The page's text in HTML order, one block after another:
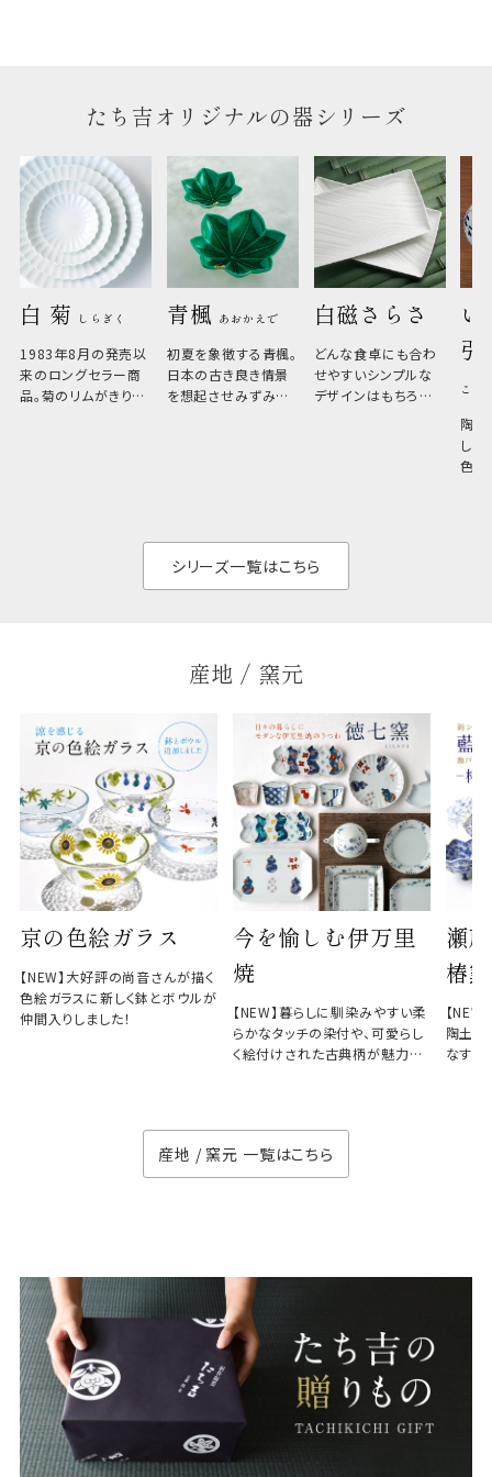
たち吉オリジナルの器シリーズ
白 菊 しらぎく
1983年8月の発売以
来のロングセラー商
品。菊のリムがきりっ
青楓 あおかえで
初夏を象徴する青楓。
日本の古き良き情景
を想起させみずみず
白磁さらさ
どんな食卓にも合わ
せやすいシンプルな
デザインはもちろん、
い
こひ
陶器
しい
色の
シリーズ一覧はこちら
産地 / 窯元
京の色絵ガラス
【NEW】大好評の尚音さんが描く
色絵ガラスに新しく鉢とボウルが
仲間入りしました！
今を愉しむ伊万里
焼
【NEW】暮らしに馴染みやすい柔
らかなタッチの染付や、可愛らし
く絵付けされた古典柄が魅力の
瀬
椿窯
【
陶土と
なす、
産地 / 窯元 一覧はこちら